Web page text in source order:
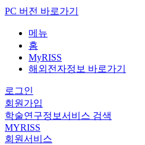
PC 버전 바로가기
메뉴
홈
MyRISS
해외전자정보 바로가기
로그인
회원가입
학술연구정보서비스 검색
MYRISS
회원서비스